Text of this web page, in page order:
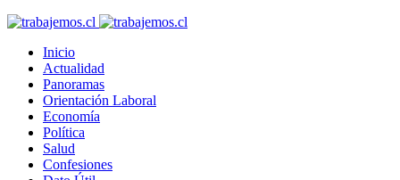
Inicio
Actualidad
Panoramas
Orientación Laboral
Economía
Política
Salud
Confesiones